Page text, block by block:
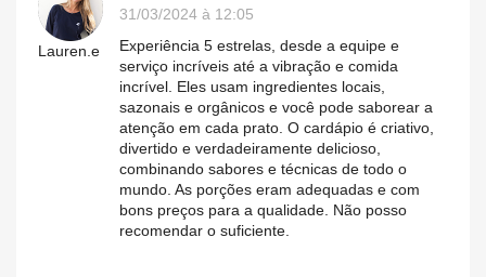
Lauren.e
31/03/2024 à 12:05
Experiência 5 estrelas, desde a equipe e
serviço incríveis até a vibração e comida
incrível. Eles usam ingredientes locais,
sazonais e orgânicos e você pode saborear a
atenção em cada prato. O cardápio é criativo,
divertido e verdadeiramente delicioso,
combinando sabores e técnicas de todo o
mundo. As porções eram adequadas e com
bons preços para a qualidade. Não posso
recomendar o suficiente.